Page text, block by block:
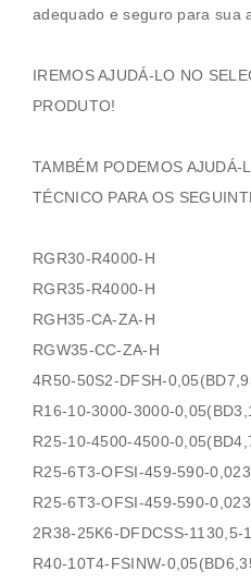
adequado e seguro para sua
IREMOS AJUDÁ-LO NO
PRODUTO!
TAMBÉM PODEMOS AJUDÁ-
TÉCNICO PARA OS
RGR30-R4000-H
RGR35-R4000-H
RGH35-CA-ZA-H
RGW35-CC-ZA-H
4R50-50S2-DFSH-
R16-10-3000-3000-
R25-10-4500-4500-
R25-6T3-OFSI-459-590-
R25-6T3-OFSI-459-590-
2R38-25K6-DFDCSS-1130,5-
R40-10T4-FSINW-